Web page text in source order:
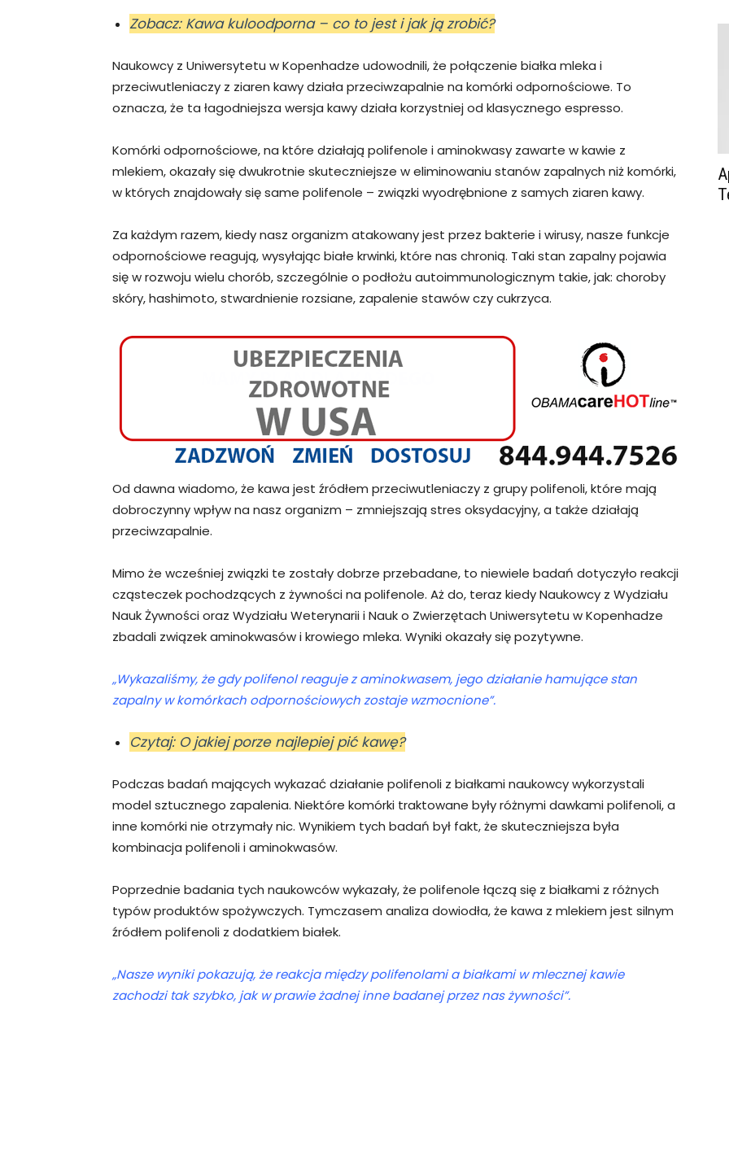
Zobacz: Kawa kuloodporna – co to jest i jak ją zrobić?
Naukowcy z Uniwersytetu w Kopenhadze udowodnili, że połączenie białka mleka i
przeciwutleniaczy z ziaren kawy działa przeciwzapalnie na komórki odpornościowe. To
oznacza, że ta łagodniejsza wersja kawy działa korzystniej od klasycznego espresso.
Komórki odpornościowe, na które działają polifenole i aminokwasy zawarte w kawie z
mlekiem, okazały się dwukrotnie skuteczniejsze w eliminowaniu stanów zapalnych niż komórki,
w których znajdowały się same polifenole – związki wyodrębnione z samych ziaren kawy.
Za każdym razem, kiedy nasz organizm atakowany jest przez bakterie i wirusy, nasze funkcje
odpornościowe reagują, wysyłając białe krwinki, które nas chronią. Taki stan zapalny pojawia
się w rozwoju wielu chorób, szczególnie o podłożu autoimmunologicznym takie, jak: choroby
skóry, hashimoto, stwardnienie rozsiane, zapalenie stawów czy cukrzyca.
Od dawna wiadomo, że kawa jest źródłem przeciwutleniaczy z grupy polifenoli, które mają
dobroczynny wpływ na nasz organizm – zmniejszają stres oksydacyjny, a także działają
przeciwzapalnie.
Mimo że wcześniej związki te zostały dobrze przebadane, to niewiele badań dotyczyło reakcji
cząsteczek pochodzących z żywności na polifenole. Aż do, teraz kiedy Naukowcy z Wydziału
Nauk Żywności oraz Wydziału Weterynarii i Nauk o Zwierzętach Uniwersytetu w Kopenhadze
zbadali związek aminokwasów i krowiego mleka. Wyniki okazały się pozytywne.
„Wykazaliśmy, że gdy polifenol reaguje z aminokwasem, jego działanie hamujące stan
zapalny w komórkach odpornościowych zostaje wzmocnione”.
Czytaj: O jakiej porze najlepiej pić kawę?
Podczas badań mających wykazać działanie polifenoli z białkami naukowcy wykorzystali
model sztucznego zapalenia. Niektóre komórki traktowane były różnymi dawkami polifenoli, a
inne komórki nie otrzymały nic. Wynikiem tych badań był fakt, że skuteczniejsza była
kombinacja polifenoli i aminokwasów.
Poprzednie badania tych naukowców wykazały, że polifenole łączą się z białkami z różnych
typów produktów spożywczych. Tymczasem analiza dowiodła, że kawa z mlekiem jest silnym
źródłem polifenoli z dodatkiem białek.
„Nasze wyniki pokazują, że reakcja między polifenolami a białkami w mlecznej kawie
zachodzi tak szybko, jak w prawie żadnej inne badanej przez nas żywności”.